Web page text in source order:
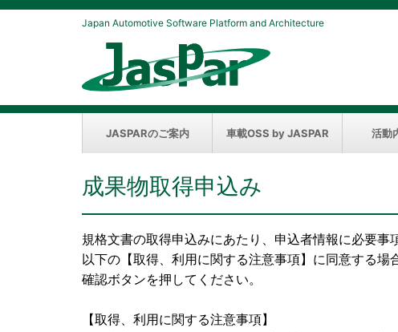
Japan Automotive Software Platform and Architecture
JASPARのご案内 車載OSS by JASPAR 活動
成果物取得申込み
規格文書の取得申込みにあたり、申込者情報に必要事
以下の【取得、利用に関する注意事項】に同意する場
確認ボタンを押してください。
【取得、利用に関する注意事項】